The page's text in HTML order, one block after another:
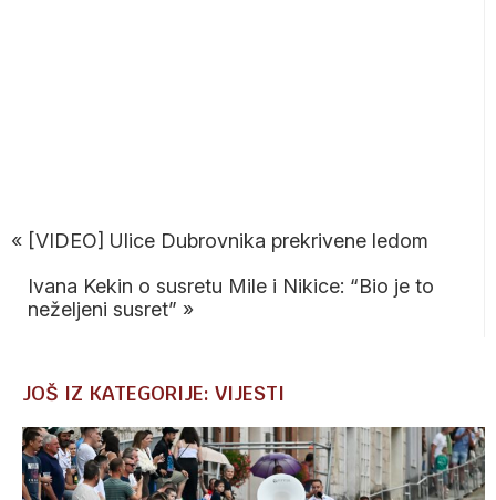
« [VIDEO] Ulice Dubrovnika prekrivene ledom
Ivana Kekin o susretu Mile i Nikice: “Bio je to
neželjeni susret” »
JOŠ IZ KATEGORIJE: VIJESTI